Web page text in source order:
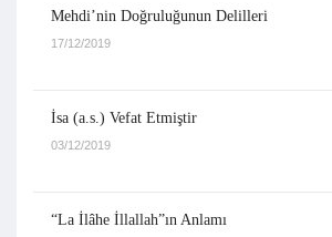
Mehdi’nin Doğruluğunun Delilleri
17/12/2019
İsa (a.s.) Vefat Etmiştir
03/12/2019
“La İlâhe İllallah”ın Anlamı